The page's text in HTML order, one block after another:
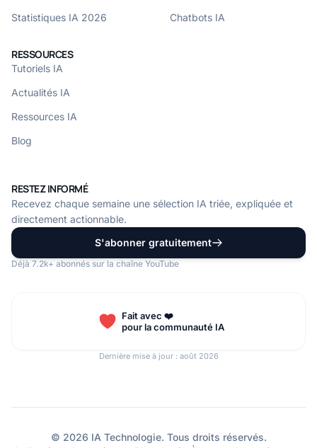
Statistiques IA 2026
Chatbots IA
RESSOURCES
Tutoriels IA
Actualités IA
Ressources IA
Blog
RESTEZ INFORMÉ
Recevez chaque semaine une sélection IA triée, expliquée et
directement actionnable.
S'abonner gratuitement
Déjà 7.2k+ abonnés sur la chaîne YouTube
Fait avec ❤️
pour la communauté IA
Dernière mise à jour : août 2026
© 2026 IA Technologie. Tous droits réservés.